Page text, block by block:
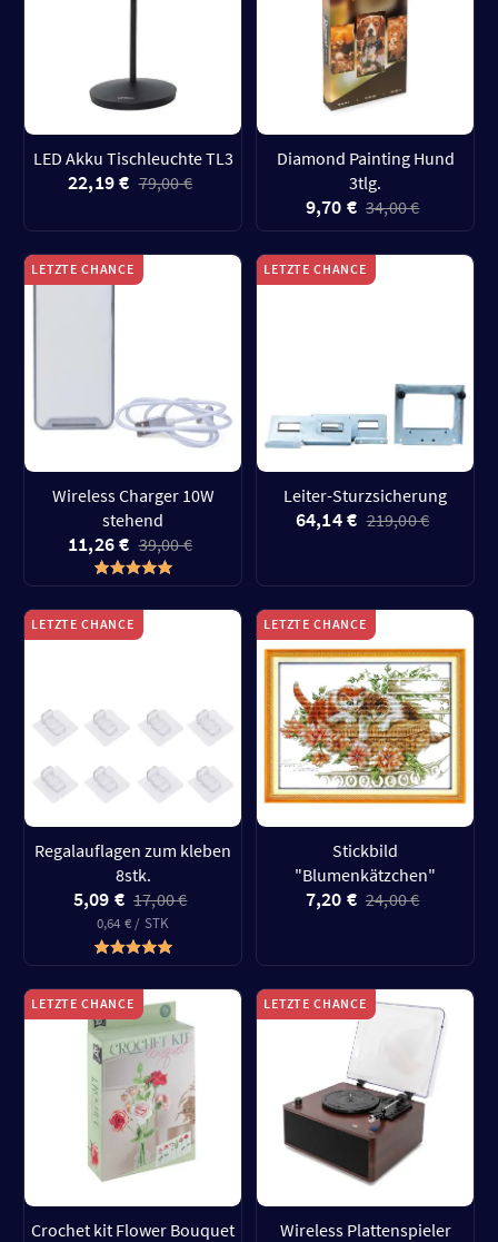
LED Akku Tischleuchte TL3
22,19 € 79,00 €
Diamond Painting Hund
3tlg.
9,70 € 34,00 €
LETZTE CHANCE
Wireless Charger 10W
stehend
11,26 € 39,00 €
LETZTE CHANCE
Leiter-Sturzsicherung
64,14 € 219,00 €
LETZTE CHANCE
Regalauflagen zum kleben
8stk.
5,09 € 17,00 €
0,64 € / STK
LETZTE CHANCE
Stickbild
"Blumenkätzchen"
7,20 € 24,00 €
LETZTE CHANCE
Crochet kit Flower Bouquet
LETZTE CHANCE
Wireless Plattenspieler